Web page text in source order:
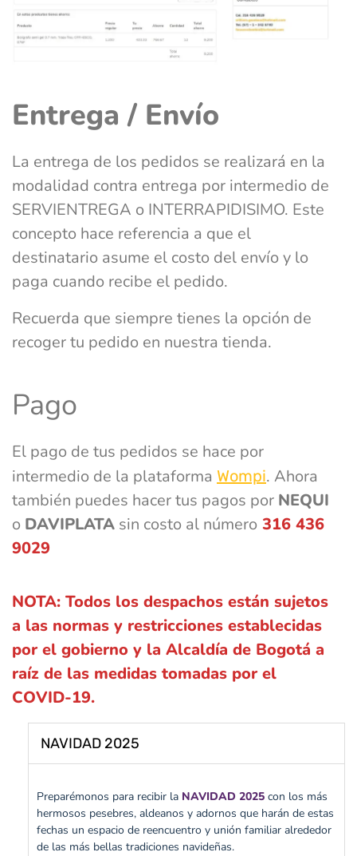
Entrega / Envío
La entrega de los pedidos se realizará en la
modalidad contra entrega por intermedio de
SERVIENTREGA o INTERRAPIDISIMO. Este
concepto hace referencia a que el
destinatario asume el costo del envío y lo
paga cuando recibe el pedido.
Recuerda que siempre tienes la opción de
recoger tu pedido en nuestra tienda.
Pago
El pago de tus pedidos se hace por
intermedio de la plataforma Wompi. Ahora
también puedes hacer tus pagos por NEQUI
o DAVIPLATA sin costo al número 316 436
9029
NOTA: Todos los despachos están sujetos
a las normas y restricciones establecidas
por el gobierno y la Alcaldía de Bogotá a
raíz de las medidas tomadas por el
COVID-19.
NAVIDAD 2025
Preparémonos para recibir la NAVIDAD 2025 con los más
hermosos pesebres, aldeanos y adornos que harán de estas
fechas un espacio de reencuentro y unión familiar alrededor
de las más bellas tradiciones navideñas.